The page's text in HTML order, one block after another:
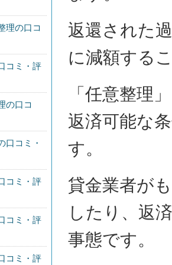
返還された
に減額する
「任意整理
返済可能な
す。
貸金業者が
したり、返
事態です。
理の口コ
コミ・評
の口コ
口コミ・
コミ・評
コミ・評
コミ・評